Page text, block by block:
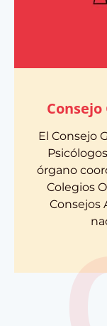
El Consejo
órgano
Colegios
Consejos